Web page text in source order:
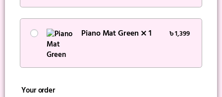
Piano Mat Green 1 ৳1,399
Your order